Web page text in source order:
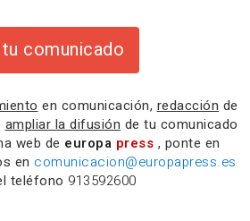
tu comunicado
en comunicación, redacción de
ampliar la difusión de tu comunicado
web de europa press , ponte en
en comunicacion@europapress.es
teléfono 913592600